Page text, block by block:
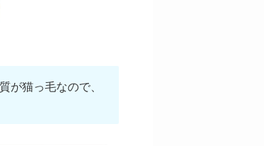
猫っ毛なので、